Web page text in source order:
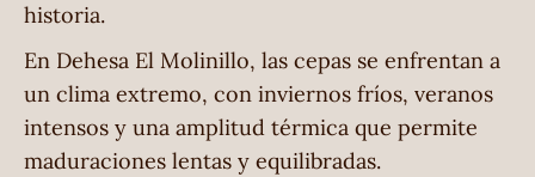
historia.
En Dehesa El Molinillo, las cepas se enfrentan a
un clima extremo, con inviernos fríos, veranos
intensos y una amplitud térmica que permite
maduraciones lentas y equilibradas.